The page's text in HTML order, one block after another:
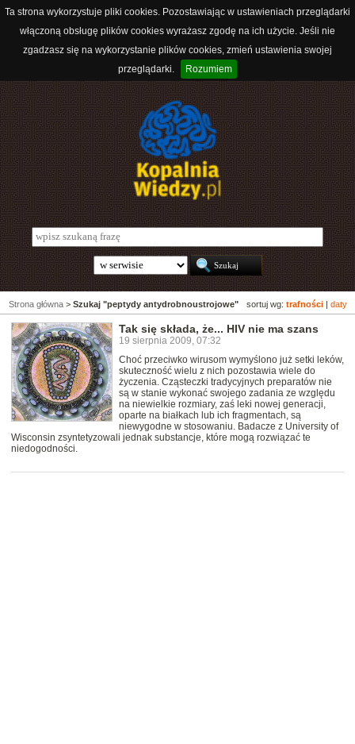
Ta strona wykorzystuje pliki cookies. Pozostawiając w ustawieniach przeglądarki
włączoną obsługę plików cookies wyrażasz zgodę na ich użycie. Jeśli nie
zgadzasz się na wykorzystanie plików cookies, zmień ustawienia swojej
przeglądarki.
Rozumiem
sortuj wg: trafności daty
Strona główna > Szukaj "peptydy antydrobnoustrojowe"
Tak się składa, że... HIV nie ma szans
19 sierpnia 2009, 07:32
Choć przeciwko wirusom wymyślono już setki leków,
skuteczność wielu z nich pozostawia wiele do
życzenia. Cząsteczki tradycyjnych preparatów nie
są w stanie wykonać swojego zadania ze względu
na niewielkie rozmiary, zaś leki nowej generacji,
oparte na białkach lub ich fragmentach, są
niewygodne w stosowaniu. Badacze z University of
Wisconsin zsyntetyzowali jednak substancje, które mogą rozwiązać te
niedogodności.